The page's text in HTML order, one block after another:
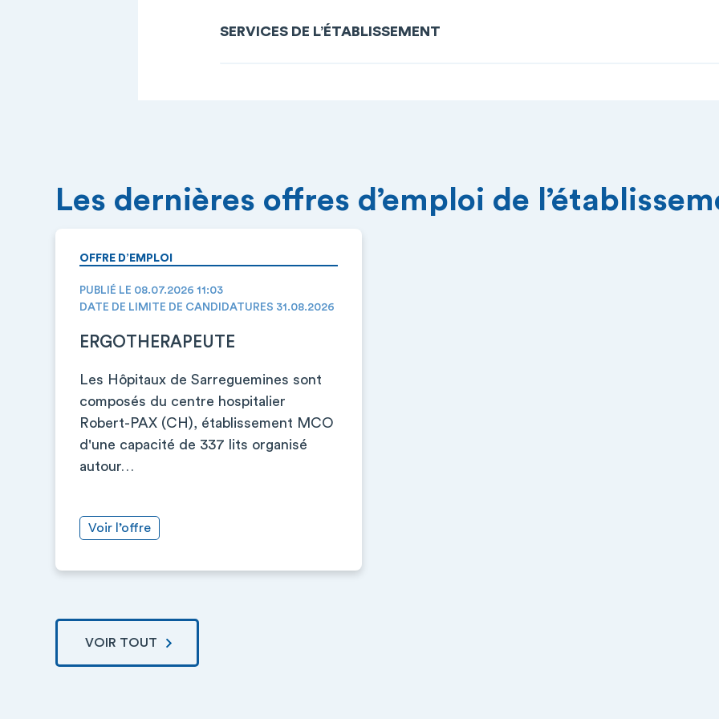
SERVICES DE L’ÉTABLISSEMENT
Les dernières offres d’emploi de
OFFRE D’EMPLOI
PUBLIÉ LE 08.07.2026 11:03
DATE DE LIMITE DE CANDIDATURES 31.08.2026
ERGOTHERAPEUTE
Les Hôpitaux de Sarreguemines sont
composés du centre hospitalier
Robert-PAX (CH), établissement MCO
d'une capacité de 337 lits organisé
autour…
Voir l’offre
VOIR TOUT